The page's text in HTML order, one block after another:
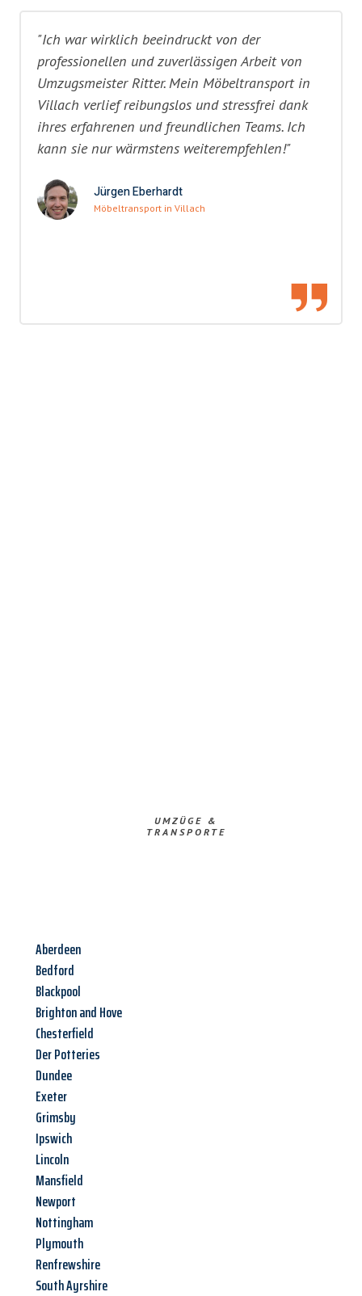
"Ich war wirklich beeindruckt von der
professionellen und zuverlässigen Arbeit von
Umzugsmeister Ritter. Mein Möbeltransport in
Villach verlief reibungslos und stressfrei dank
ihres erfahrenen und freundlichen Teams. Ich
kann sie nur wärmstens weiterempfehlen!"
Jürgen Eberhardt
Möbeltransport in Villach
UMZÜGE &
TRANSPORTE
Aberdeen
Bedford
Blackpool
Brighton and Hove
Chesterfield
Der Potteries
Dundee
Exeter
Grimsby
Ipswich
Lincoln
Mansfield
Newport
Nottingham
Plymouth
Renfrewshire
South Ayrshire